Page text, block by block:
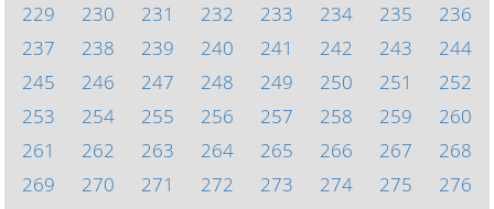
229
230 231 232 233 234 235
236
237
238 239 240 241 242 243
244
245
246 247 248 249 250 251
252
253
254 255 256 257 258 259
260
261
262 263 264 265 266 267
268
269
270 271 272 273 274 275
276